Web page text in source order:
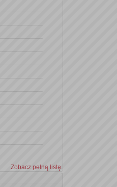
Zobacz pełną listę.